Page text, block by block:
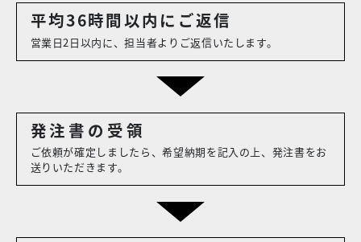
平均36時間以内にご返信
営業日2日以内に、担当者よりご返信いたします。
発注書の 受領
ご依頼が確定しましたら、希望納期を記入の上、発注書をお
送りいただきます。